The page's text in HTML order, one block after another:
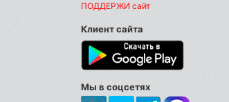
ПОДДЕРЖИ сайт
Клиент сайта
Мы в соцсетях